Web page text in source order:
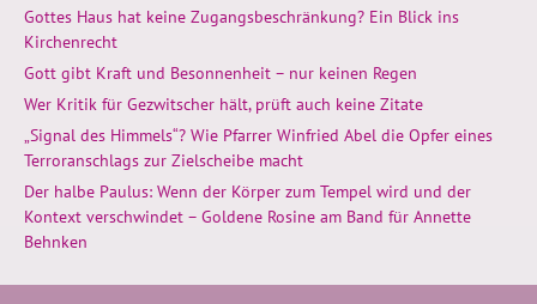
Gottes Haus hat keine Zugangsbeschränkung? Ein Blick ins
Kirchenrecht
Gott gibt Kraft und Besonnenheit – nur keinen Regen
Wer Kritik für Gezwitscher hält, prüft auch keine Zitate
„Signal des Himmels“? Wie Pfarrer Winfried Abel die Opfer eines
Terroranschlags zur Zielscheibe macht
Der halbe Paulus: Wenn der Körper zum Tempel wird und der
Kontext verschwindet – Goldene Rosine am Band für Annette
Behnken